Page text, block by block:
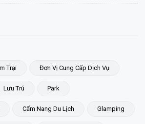
Trại Đơn Vị Cung Cấp Dịch Vụ
Lưu Trú Park
Cẩm Nang Du Lịch Glamping